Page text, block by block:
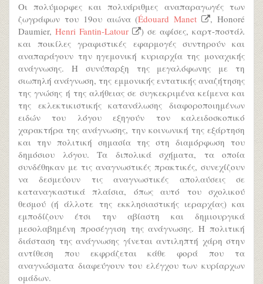
Οι πολύμορφες και πολυάριθμες αναπαραγωγές των
ζωγράφων του 19ου αιώνα (Édouard Manet
, Honoré
Daumier, Henri Fantin-Latour
) σε αφίσες, καρτ-ποστάλ
και ποικίλες γραφιστικές εφαρμογές συντηρούν και
αναπαράγουν την ηγεμονική κυριαρχία της μοναχικής
ανάγνωσης. Η συνύπαρξη της μεγαλόφωνης με τη
σιωπηλή ανάγνωση, της εμμονικής εντατικής αναζήτησης
της γνώσης ή της αλήθειας σε συγκεκριμένα κείμενα και
της εκλεκτικιστικής κατανάλωσης διαφοροποιημένων
ειδών του λόγου εξηγούν τον καλειδοσκοπικό
χαρακτήρα της ανάγνωσης, την κοινωνική της εξάρτηση
και την πολιτική σημασία της στη διαμόρφωση του
δημόσιου λόγου. Τα διπολικά σχήματα, τα οποία
συνδέθηκαν με τις αναγνωστικές πρακτικές, συνεχίζουν
να δεσμεύουν τις αναγνωστικές απολαύσεις σε
καταναγκαστικά πλαίσια, όπως αυτό του σχολικού
θεσμού (ή άλλοτε της εκκλησιαστικής ιεραρχίας) και
εμποδίζουν έτσι την αβίαστη και δημιουργικά
μεσολαβημένη προσέγγιση της ανάγνωσης. Η πολιτική
διάσταση της ανάγνωσης γίνεται αντιληπτή χάρη στην
αντίθεση που εκφράζεται κάθε φορά που τα
αναγνώσματα διαφεύγουν του ελέγχου των κυρίαρχων
ομάδων.